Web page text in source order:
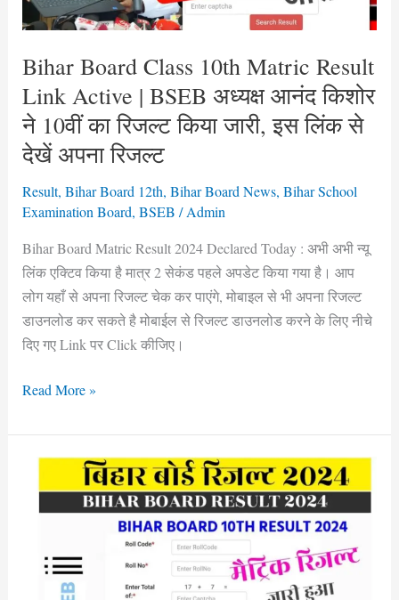
Bihar Board Class 10th Matric Result
Link Active | BSEB अध्यक्ष आनंद किशोर
ने 10वीं का रिजल्ट किया जारी, इस लिंक से
देखें अपना रिजल्ट
Result, Bihar Board 12th, Bihar Board News, Bihar School
Examination Board, BSEB /Admin
Bihar Board Matric Result 2024 Declared Today : अभी अभी न्यू
लिंक एक्टिव किया है मात्र 2 सेकंड पहले अपडेट किया गया है। आप
लोग यहाँ से अपना रिजल्ट चेक कर पाएंगे, मोबाइल से भी अपना रिजल्ट
डाउनलोड कर सकते है मोबाईल से रिजल्ट डाउनलोड करने के लिए नीचे
दिए गए Link पर Click कीजिए।
Active
|
BSEB
आनंद
किशोर
ने
का
किया
जारी,
इस
लिंक
से
अपना
Read More »
Board
Class
Result